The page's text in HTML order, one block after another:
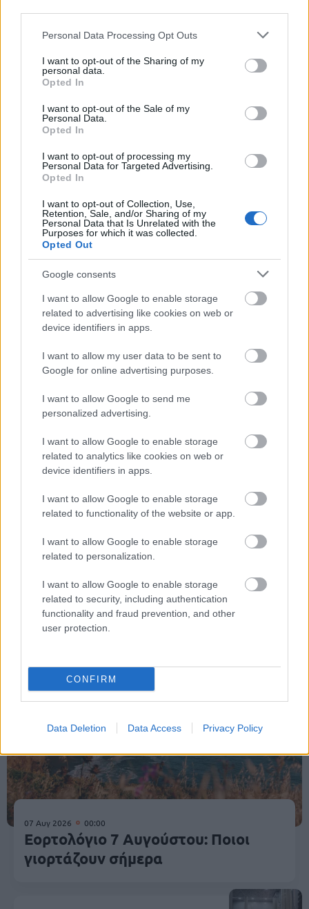
Please note that this website/app uses one or more Google
not limited to your visit or usage behaviour. You may click to
grant or deny consent to Google and its third-party tags to
use your data for below specified purposes in below Google
consent section.
Personal Data Processing Opt Outs
I want to opt-out of the Sharing of my
personal data.
Opted In
I want to opt-out of the Sale of my
Personal Data.
Opted In
I want to opt-out of processing my
Personal Data for Targeted Advertising.
Opted In
I want to opt-out of Collection, Use,
Retention, Sale, and/or Sharing of my
Personal Data that Is Unrelated with the
Purposes for which it was collected.
Opted Out
Google consents
I want to allow Google to enable storage
related to advertising like cookies on web or
device identifiers in apps.
I want to allow my user data to be sent to
Google for online advertising purposes.
I want to allow Google to send me
personalized advertising.
I want to allow Google to enable storage
related to analytics like cookies on web or
device identifiers in apps.
I want to allow Google to enable storage
related to functionality of the website or app.
I want to allow Google to enable storage
related to personalization.
I want to allow Google to enable storage
related to security, including authentication
functionality and fraud prevention, and other
user protection.
CONFIRM
Data Deletion Data Access Privacy Policy
Δημοφιλείς Ειδήσεις
ΑΣΕΠ: Αυτές είναι οι δύο επόμενες
ΑΣΕΠ: Νέος γραπτός διαγωνισμός -
Μόνιμοι στο υπουργείο Εξωτερικών
ΔΥΠΑ: 1.000 προσλήψεις με μισθό έως
1.250€ - Πού θα κάνετε αίτηση
Κατώτατος μισθός: Σενάριο για
αύξηση στα 1.000 ευρώ από το 2027
Κοινωνία
07 Αυγ 2026 00:00
Εορτολόγιο 7 Αυγούστου: Ποιοι
γιορτάζουν σήμερα